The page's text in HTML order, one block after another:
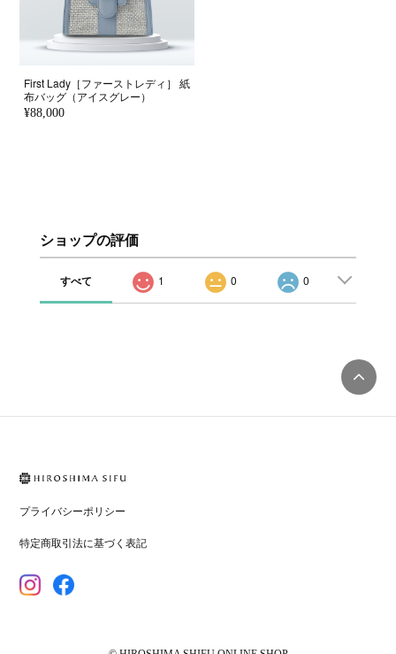
First Lady［ファーストレディ］ 紙
布バッグ（アイスグレー）
¥88,000
ショップの評価
すべて 1 0 0
プライバシーポリシー
特定商取引法に基づく表記